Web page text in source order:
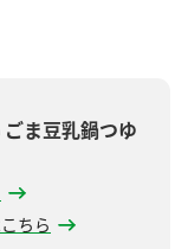
ま豆乳鍋つゆ
ちら